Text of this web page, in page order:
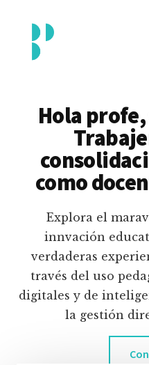
contenido
principal
menu
Piedrahita
docente
pedagógico
educativas
digitales
inteligencia
artificial.
Hola
como
Explora el
innvación
verdaderas
través del uso
digitales y de
la gestión